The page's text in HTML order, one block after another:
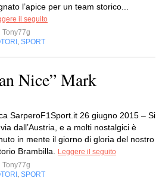
l’apice per un team storico...
il seguito
Tony77g
SPORT
Nice” Mark
SarperoF1Sport.it 26 giugno 2015 – Si
dall’Austria, e a molti nostalgici è
in mente il giorno di gloria del nostro
Brambilla.
Leggere il seguito
Tony77g
SPORT